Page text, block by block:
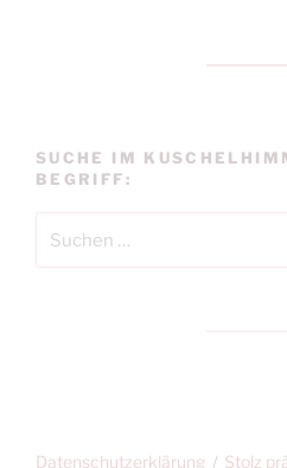
SUCHE IM
BEGRIFF:
nach:
Datenschutzerklärung Stolz